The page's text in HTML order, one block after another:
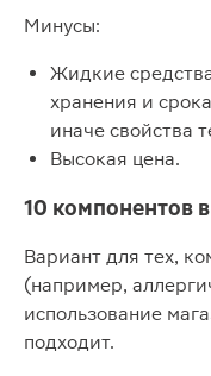
Минусы:
Жидкие
хранения и
иначе свойства
Высокая цена.
10 компонентов
Вариант для тех,
(например,
использование
подходит.